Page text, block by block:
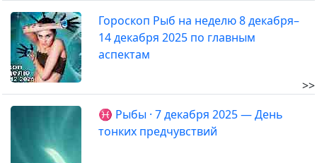
Гороскоп Рыб на неделю 8 декабря–
14 декабря 2025 по главным
аспектам
>>
♓ Рыбы · 7 декабря 2025 — День
тонких предчувствий